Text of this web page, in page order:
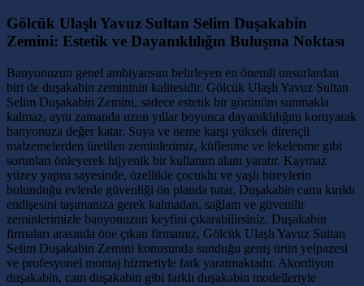
Gölcük Ulaşlı Yavuz Sultan Selim Duşakabin
Zemini: Estetik ve Dayanıklılığın Buluşma Noktası
Banyonuzun genel ambiyansını belirleyen en önemli unsurlardan
biri de duşakabin zemininin kalitesidir. Gölcük Ulaşlı Yavuz Sultan
Selim Duşakabin Zemini, sadece estetik bir görünüm sunmakla
kalmaz, aynı zamanda uzun yıllar boyunca dayanıklılığını koruyarak
banyonuza değer katar. Suya ve neme karşı yüksek dirençli
malzemelerden üretilen zeminlerimiz, küflenme ve lekelenme gibi
sorunları önleyerek hijyenik bir kullanım alanı yaratır. Kaymaz
yüzey yapısı sayesinde, özellikle çocuklu ve yaşlı bireylerin
bulunduğu evlerde güvenliği ön planda tutar. Duşakabin camı kırıldı
endişesini taşımanıza gerek kalmadan, sağlam ve güvenilir
zeminlerimizle banyonuzun keyfini çıkarabilirsiniz. Duşakabin
firmaları arasında öne çıkan firmamız, Gölcük Ulaşlı Yavuz Sultan
Selim Duşakabin Zemini konusunda sunduğu geniş ürün yelpazesi
ve profesyonel montaj hizmetiyle fark yaratmaktadır. Akordiyon
duşakabin, cam duşakabin gibi farklı duşakabin modelleriyle